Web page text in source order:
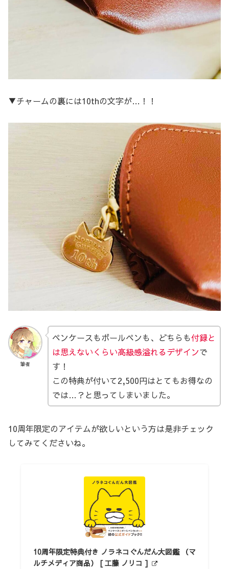
▼チャームの裏には10thの文字が…！！
筆者
ペンケースもボールペンも、どちらも付録と
は思えないくらい高級感溢れるデザインで
す！
この特典が付いて2,500円はとてもお得なの
では…？と思ってしまいました。
10周年限定のアイテムが欲しいという方は是非チェック
してみてくださいね。
10周年限定特典付き ノラネコぐんだん大図鑑 （マ
ルチメディア商品） [ 工藤 ノリコ ]